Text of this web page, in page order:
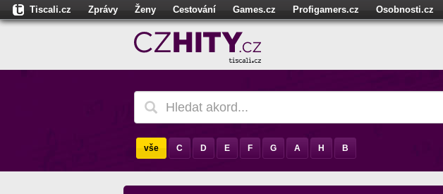
Tiscali.cz Zprávy Ženy Cestování Games.cz Profigamers.cz Osobnosti.cz
Sport Dokina.cz CZhity.cz
vše C D E F G A H B